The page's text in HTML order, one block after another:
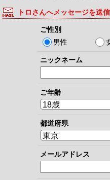
トロさんへメッセージを送信